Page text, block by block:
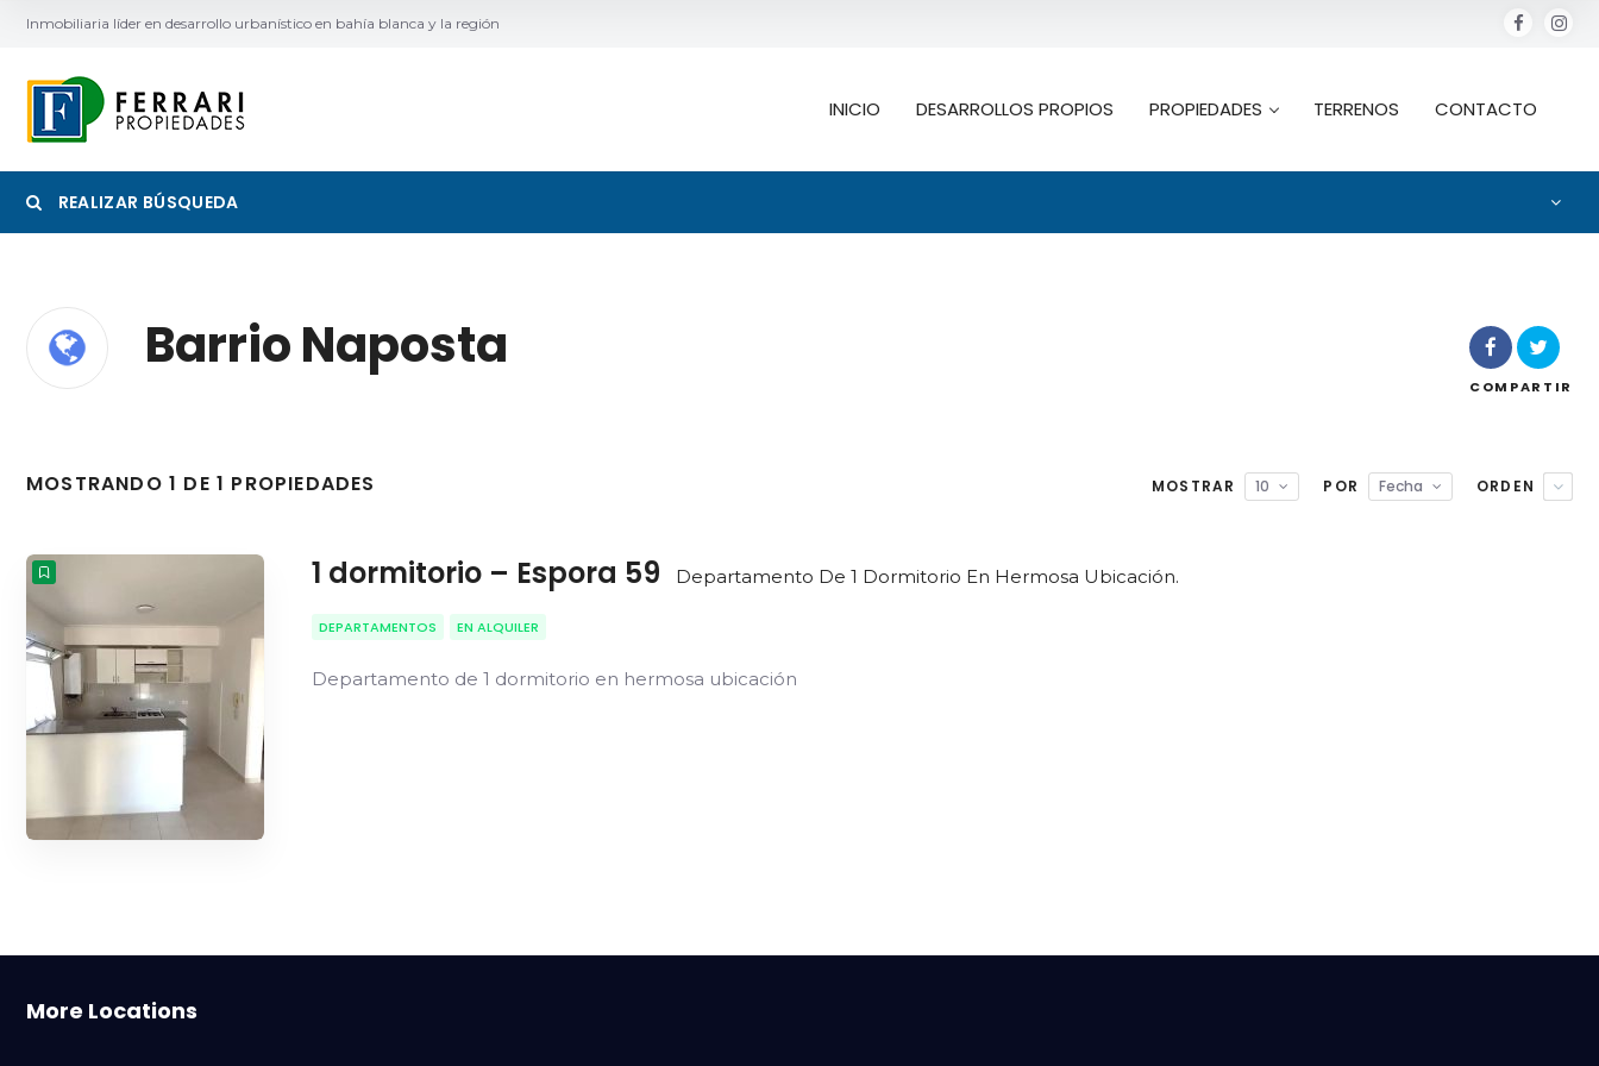
Inmobiliaria líder en desarrollo urbanístico en bahía blanca y la región
INICIO DESARROLLOS PROPIOS PROPIEDADES TERRENOS CONTACTO
REALIZAR BÚSQUEDA
Categoría
Barrio Naposta
COMPARTIR
MOSTRANDO 1 DE 1 PROPIEDADES MOSTRAR 10 POR Fecha ORDEN
1 dormitorio – Espora 59 Departamento De 1 Dormitorio En Hermosa Ubicación.
DEPARTAMENTOS EN ALQUILER
Departamento de 1 dormitorio en hermosa ubicación
More Locations